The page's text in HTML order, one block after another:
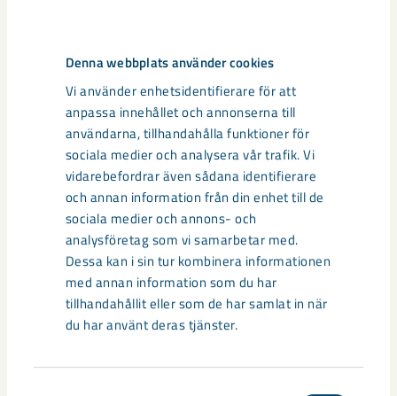
Denna webbplats använder cookies
Vi använder enhetsidentifierare för att
anpassa innehållet och annonserna till
användarna, tillhandahålla funktioner för
sociala medier och analysera vår trafik. Vi
vidarebefordrar även sådana identifierare
och annan information från din enhet till de
sociala medier och annons- och
analysföretag som vi samarbetar med.
Dessa kan i sin tur kombinera informationen
med annan information som du har
tillhandahållit eller som de har samlat in när
du har använt deras tjänster.
mentala aspekter och fördelar. Kryddar det gärna med
pappahumor till min familjs stora förtjusning.
Det har vuxit under åren och jag har sedan fyra år även ett
samarbetsavtal med Swedemount som sponsrar alla de
kläder jag behöver för mina fritidsaktiviteter. Lite kul att de
har systrarna Öberg, skidskyttelandslaget och lilla mig som
ambassadörer.
Här hittar du Michael på Instagram